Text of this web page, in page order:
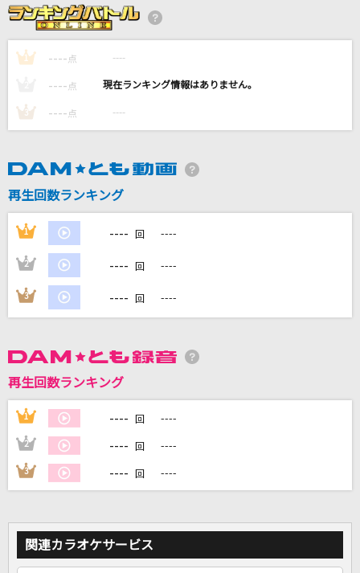
僕達は天使だった
影山ヒロノブ
コンプレックス・イマージュ
[生音]To Love You More [トゥ・ラヴ・ユー・
Celine Dion With Special Guests Kryzler & Kompany
米津玄師
もっと見る
DAMに会員登録・ログインして
家族や友達と一緒に！練習にも！
1 ---- 点 ----
---- 点 ----
3 ---- 点 ----
再生回数ランキング
1 ---- 回 ----
2 ---- 回 ----
3 ---- 回 ----
再生回数ランキング
1 ---- 回 ----
2 ---- 回 ----
3 ---- 回 ----
関連カラオケサービス